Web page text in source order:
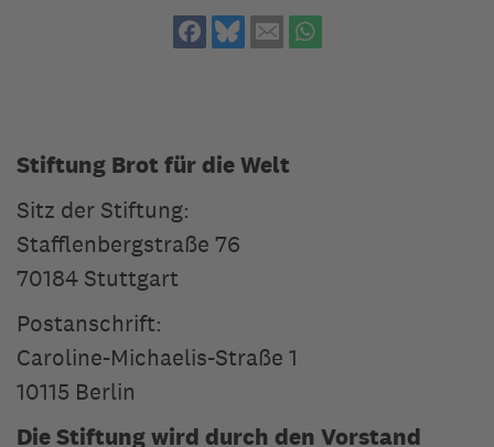
Stiften lohnt auch finanziell
Stiftungsbroschüre anfordern
Stiftungssatzung
Ethische Kriterien
Berlin
Stiftungsfonds
Fonds errichten oder in Fonds stiften
Stiftung Brot für die Welt |Caroline-Michaelis-Straße 1 |
Stiftung Brot für die Welt
Sitz der Stiftung:
Stafflenbergstraße 76
70184 Stuttgart
Postanschrift:
Caroline-Michaelis-Straße 1
10115 Berlin
Die Stiftung wird durch den Vorstand